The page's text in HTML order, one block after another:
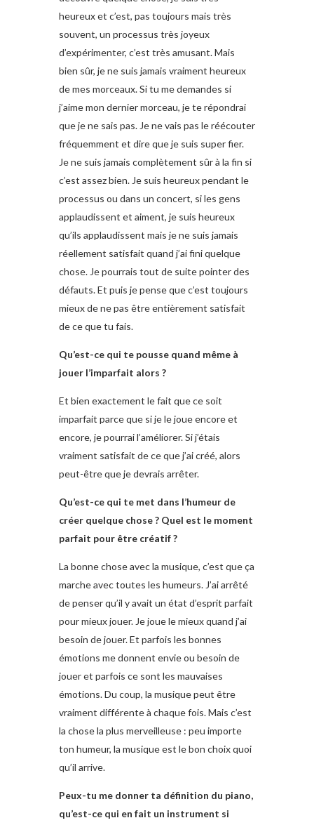
heureux et c’est, pas toujours mais très
souvent, un processus très joyeux
d’expérimenter, c’est très amusant. Mais
bien sûr, je ne suis jamais vraiment heureux
de mes morceaux. Si tu me demandes si
j’aime mon dernier morceau, je te répondrai
que je ne sais pas. Je ne vais pas le réécouter
fréquemment et dire que je suis super fier.
Je ne suis jamais complètement sûr à la fin si
c’est assez bien. Je suis heureux pendant le
processus ou dans un concert, si les gens
applaudissent et aiment, je suis heureux
qu’ils applaudissent mais je ne suis jamais
réellement satisfait quand j’ai fini quelque
chose. Je pourrais tout de suite pointer des
défauts. Et puis je pense que c’est toujours
mieux de ne pas être entièrement satisfait
de ce que tu fais.
Qu’est-ce qui te pousse quand même à
jouer l’imparfait alors ?
Et bien exactement le fait que ce soit
imparfait parce que si je le joue encore et
encore, je pourrai l’améliorer. Si j’étais
vraiment satisfait de ce que j’ai créé, alors
peut-être que je devrais arrêter.
Qu’est-ce qui te met dans l’humeur de
créer quelque chose ? Quel est le moment
parfait pour être créatif ?
La bonne chose avec la musique, c’est que ça
marche avec toutes les humeurs. J’ai arrêté
de penser qu’il y avait un état d’esprit parfait
pour mieux jouer. Je joue le mieux quand j’ai
besoin de jouer. Et parfois les bonnes
émotions me donnent envie ou besoin de
jouer et parfois ce sont les mauvaises
émotions. Du coup, la musique peut être
vraiment différente à chaque fois. Mais c’est
la chose la plus merveilleuse : peu importe
ton humeur, la musique est le bon choix quoi
qu’il arrive.
Peux-tu me donner ta définition du piano,
qu’est-ce qui en fait un instrument si